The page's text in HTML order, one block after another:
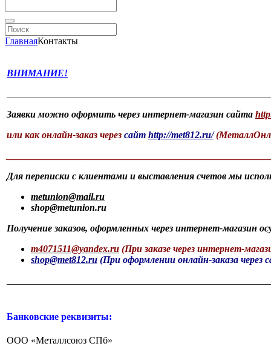
ГлавнаяКонтакты
ВНИМАНИЕ!
Заявки можно оформить через интернет-магазин сайта
или как онлайн-заказ через сайт http://met812.ru/
Для переписки c клиентами и выставления счетов мы
metunion@mail.ru
shop@metunion.ru
Получение заказов, оформленных через интернет-магазин
m4071511@yandex.ru (Призаказе через интернет-
shop@met812.ru (При оформлении онлайн-заказа через
Банковские реквизиты:
ООО «Металлсоюз СПб»